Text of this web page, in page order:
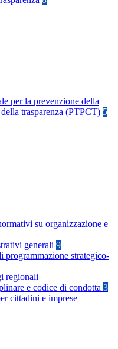
per la prevenzione della
trasparenza (PTPCT) 5
su organizzazione e
generali 9
programmazione strategico-
regionali
e codice di condotta 3
cittadini e imprese